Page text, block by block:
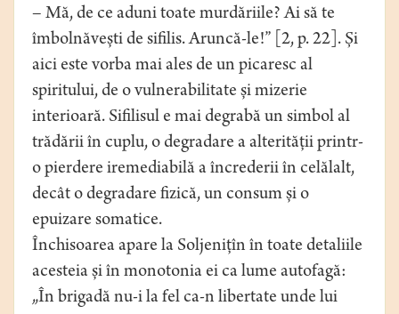
– Mă, de ce aduni toate murdăriile? Ai să te
îmbolnăvești de sifilis. Aruncă-le!” [2, p. 22]. Și
aici este vorba mai ales de un picaresc al
spiritului, de o vulnerabilitate și mizerie
interioară. Sifilisul e mai degrabă un simbol al
trădării în cuplu, o degradare a alterității printr-
o pierdere iremediabilă a încrederii în celălalt,
decât o degradare fizică, un consum și o
epuizare somatice.
Închisoarea apare la Soljenițîn în toate detaliile
acesteia și în monotonia ei ca lume autofagă:
„În brigadă nu-i la fel ca-n libertate unde lui